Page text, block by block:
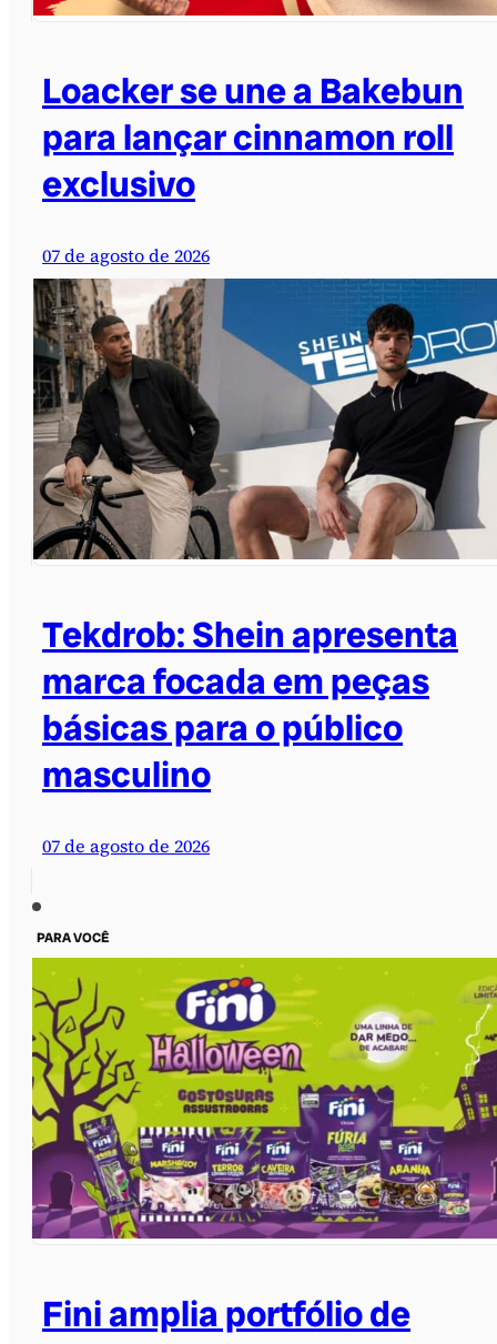
Loacker se une a Bakebun
para lançar cinnamon roll
exclusivo
07 de agosto de 2026
Tekdrob: Shein apresenta
marca focada em peças
básicas para o público
masculino
07 de agosto de 2026
PARA VOCÊ
Fini amplia portfólio de